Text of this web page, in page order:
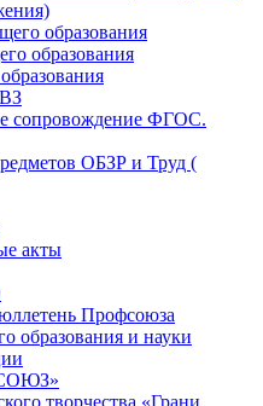
образования
образования
сопровождение ФГОС.
ОБЗР и Труд (
акты
Профсоюза
образования и науки